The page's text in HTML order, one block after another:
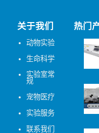
关于我们
动物实验
生命科学
实验室常
规
宠物医疗
实验服务
联系我们
热门